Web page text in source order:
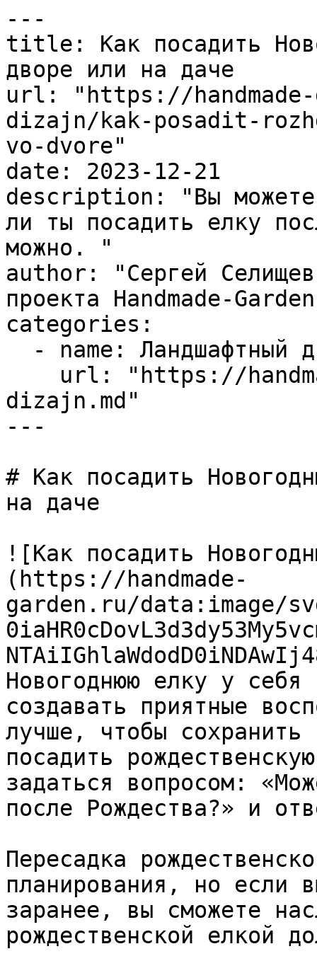
---
title: Как посадить
дворе или на даче
url: "https://
dizajn/kak-posadit-
vo-dvore"
date: 2023-12-21
description: "Вы можете
ли ты посадить елку
можно. "
author: "Сергей
проекта Handmade-
categories:
dizajn.md"
---
# Как посадить
на даче
![Как посадить
(https://handmade-
garden.ru/data:image/
Новогоднюю елку у
создавать приятные
лучше, чтобы
посадить
задаться вопросом:
после Рождества?» и
Пересадка
планирования, но если
заранее, вы сможете
рождественской елкой